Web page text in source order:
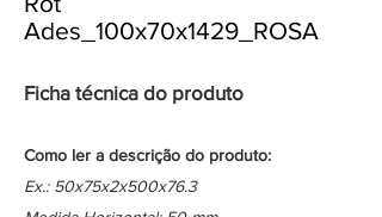
Ades_100x70x1429_ROSA
Ficha técnica do produto
Como ler a descrição do produto:
Ex.: 50x75x2x500x76.3